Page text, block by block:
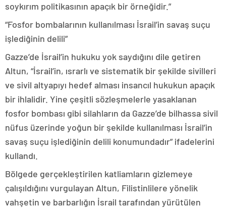
soykırım politikasının apaçık bir örneğidir.”
“Fosfor bombalarının kullanılması İsrail’in savaş suçu
işlediğinin delili”
Gazze’de İsrail’in hukuku yok saydığını dile getiren
Altun, “İsrail’in, ısrarlı ve sistematik bir şekilde sivilleri
ve sivil altyapıyı hedef alması insancıl hukukun apaçık
bir ihlalidir. Yine çeşitli sözleşmelerle yasaklanan
fosfor bombası gibi silahların da Gazze’de bilhassa sivil
nüfus üzerinde yoğun bir şekilde kullanılması İsrail’in
savaş suçu işlediğinin delili konumundadır” ifadelerini
kullandı.
Bölgede gerçekleştirilen katliamların gizlemeye
çalışıldığını vurgulayan Altun, Filistinlilere yönelik
vahşetin ve barbarlığın İsrail tarafından yürütülen